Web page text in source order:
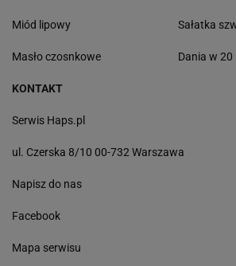
Miód lipowy
Masło czosnkowe
Sałatka
Dania w 20
KONTAKT
Serwis Haps.pl
ul. Czerska 8/10 00-732 Warszawa
Napisz do nas
Facebook
Mapa serwisu